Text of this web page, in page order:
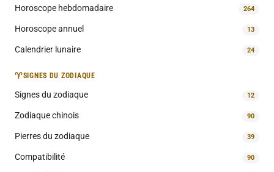
Horoscope hebdomadaire 264
Horoscope annuel 13
Calendrier lunaire 24
♈SIGNES DU ZODIAQUE
Signes du zodiaque 12
Zodiaque chinois 90
Pierres du zodiaque 39
Compatibilité 90